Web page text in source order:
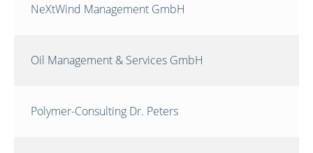
NeXtWind Management GmbH
Oil Management & Services GmbH
Polymer-Consulting Dr. Peters